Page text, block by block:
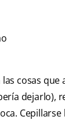
cosas
dejarlo),